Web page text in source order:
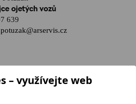
ojetých vozů
639
– využívejte web